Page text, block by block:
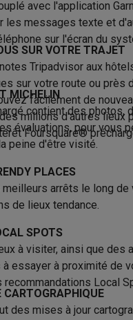
Soldes gros
momentPromotions
KrëfelLivraison
Installation gros
Gift cardÉcochèques
de votre appareil
Trouvez votre
& santéMénage
Choisissez votre
Choisir une montre
avec l'application
les messages texte et
sur l'écran du
SUR VOTRE TRAJET
Tripadvisor aux
sur votre route ou près
facilement de
millions d'autres lieux
Foursquare®
MICHELIN
contient des photos,
évaluations, pour vous
peine d'être visité.
PLACES
arrêts le long de
de lieux tendance.
SPOTS
à visiter, ainsi que des
essayer à proximité de
recommandations Local
CARTOGRAPHIQUE
des mises à jour